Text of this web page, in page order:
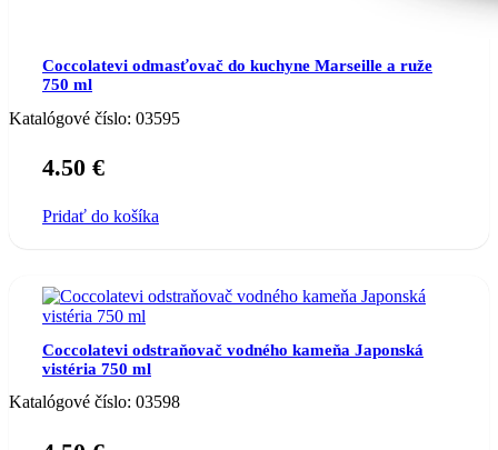
Coccolatevi odmasťovač do kuchyne Marseille a ruže
750 ml
Katalógové číslo: 03595
4.50 €
Pridať do košíka
Coccolatevi odstraňovač vodného kameňa Japonská
vistéria 750 ml
Katalógové číslo: 03598